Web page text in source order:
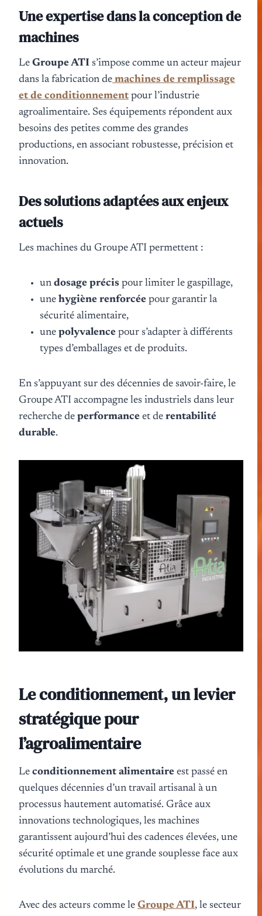
Une expertise dans la conception de
machines
Le Groupe ATI s’impose comme un acteur majeur
dans la fabrication de machines de remplissage
et de conditionnement pour l’industrie
agroalimentaire. Ses équipements répondent aux
besoins des petites comme des grandes
productions, en associant robustesse, précision et
innovation.
Des solutions adaptées aux enjeux
actuels
Les machines du Groupe ATI permettent :
un dosage précis pour limiter le gaspillage,
une hygiène renforcée pour garantir la
sécurité alimentaire,
une polyvalence pour s’adapter à différents
types d’emballages et de produits.
En s’appuyant sur des décennies de savoir-faire, le
Groupe ATI accompagne les industriels dans leur
recherche de performance et de rentabilité
durable.
Le conditionnement, un levier
stratégique pour
l’agroalimentaire
Le conditionnement alimentaire est passé en
quelques décennies d’un travail artisanal à un
processus hautement automatisé. Grâce aux
innovations technologiques, les machines
garantissent aujourd’hui des cadences élevées, une
sécurité optimale et une grande souplesse face aux
évolutions du marché.
Avec des acteurs comme le Groupe ATI, le secteur